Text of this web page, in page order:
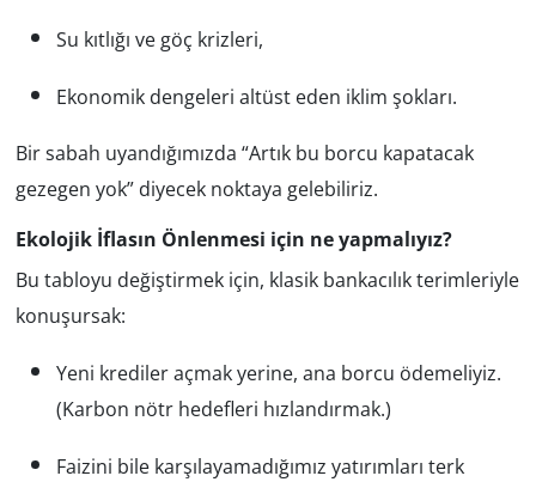
Su kıtlığı ve göç krizleri,
Ekonomik dengeleri altüst eden iklim şokları.
Bir sabah uyandığımızda “Artık bu borcu kapatacak
gezegen yok” diyecek noktaya gelebiliriz.
Ekolojik İflasın Önlenmesi için ne yapmalıyız?
Bu tabloyu değiştirmek için, klasik bankacılık terimleriyle
konuşursak:
Yeni krediler açmak yerine, ana borcu ödemeliyiz.
(Karbon nötr hedefleri hızlandırmak.)
Faizini bile karşılayamadığımız yatırımları terk